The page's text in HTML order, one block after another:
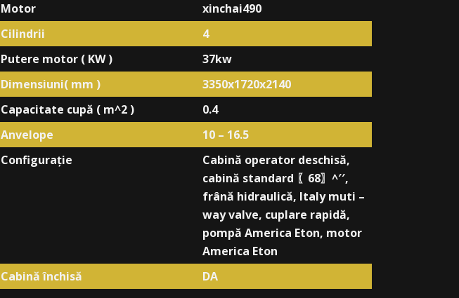
Motor
xinchai490
Cilindrii
4
Putere motor ( KW )
37kw
Dimensiuni( mm )
3350x1720x2140
Capacitate cupă ( m^2 )
0.4
Anvelope
10 – 16.5
Configurație
Cabină operator deschisă,
cabină standard 〖 68〗^′′,
frână hidraulică, Italy muti –
way valve, cuplare rapidă,
pompă America Eton, motor
America Eton
Cabină închisă
DA